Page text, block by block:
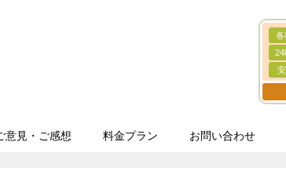
各
意見・ご感想 料金プラン お問い合わせ